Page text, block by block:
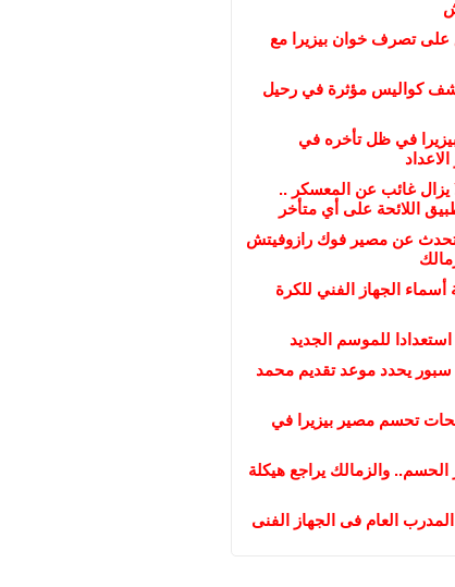
على تصرف خوان بيزيرا مع
كواليس مؤثرة في رحيل
بيزيرا في ظل تأخره في
يزال غائب عن المعسكر ..
اللائحة على أي متأخر
عن مصير فوك رازوفيتش
أسماء الجهاز الفني للكرة
للموسم الجديد
يحدد موعد تقديم محمد
تحسم مصير بيزيرا في
والزمالك يراجع هيكلة
العام فى الجهاز الفنى